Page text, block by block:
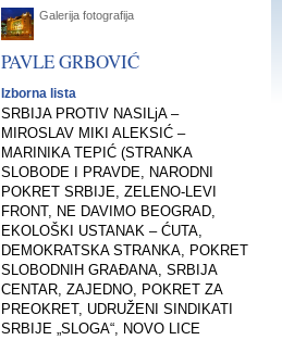
Galerija fotografija
PAVLEGRBOVIĆ
Izborna lista
SRBIJA PROTIV NASILjA –
MIROSLAV MIKI ALEKSIĆ –
MARINIKA TEPIĆ (STRANKA
SLOBODE I PRAVDE, NARODNI
POKRET SRBIJE, ZELENO-LEVI
FRONT, NE DAVIMO BEOGRAD,
EKOLOŠKI USTANAK – ĆUTA,
DEMOKRATSKA STRANKA, POKRET
SLOBODNIH GRAĐANA, SRBIJA
CENTAR, ZAJEDNO, POKRET ZA
PREOKRET, UDRUŽENI SINDIKATI
SRBIJE „SLOGA“, NOVO LICE